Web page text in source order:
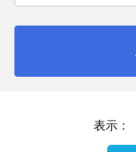
表示：